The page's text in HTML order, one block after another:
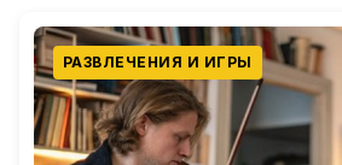
РАЗВЛЕЧЕНИЯ И ИГРЫ